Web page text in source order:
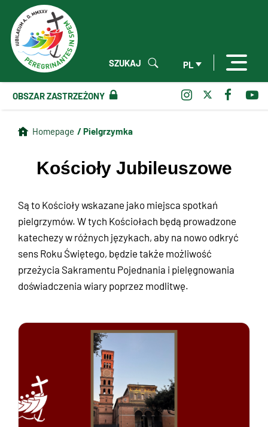
PL
SZUKAJ
OBSZAR ZASTRZEŻONY
Homepage / Pielgrzymka
Kościoły Jubileuszowe
Są to Kościoły wskazane jako miejsca spotkań
pielgrzymów. W tych Kościołach będą prowadzone
katechezy w różnych językach, aby na nowo odkryć
sens Roku Świętego, będzie także możliwość
przeżycia Sakramentu Pojednania i pielęgnowania
doświadczenia wiary poprzez modlitwę.